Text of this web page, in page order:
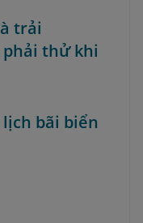
trải
thử khi
bãi biển